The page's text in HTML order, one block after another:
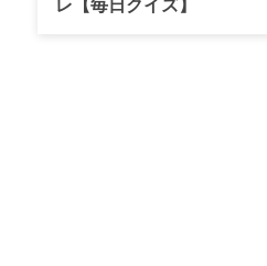
かつて1998年大会のジャマ
レ【毎日クイズ】